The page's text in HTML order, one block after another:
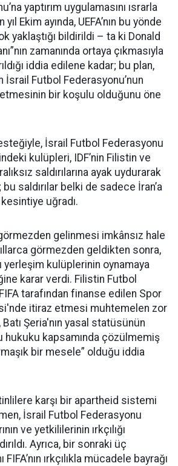
yaptırım uygulamasını ısrarla
Ekim ayında, UEFA’nın bu yönde
yaklaştığı bildirildi – ta ki Donald
zamanında ortaya çıkmasıyla
iddia edilene kadar; bu plan,
İsrail Futbol Federasyonu’nun
bir koşulu olduğunu öne
İsrail Futbol Federasyonu
kulüpleri, IDF’nin Filistin ve
saldırılarına ayak uydurarak
saldırılar belki de sadece İran’a
uğradı.
gelinmesi imkânsız hale
görmezden geldikten sonra,
yerleşim kulüplerinin oynamaya
karar verdi. Filistin Futbol
tarafından finanse edilen Spor
itiraz etmesi muhtemelen zor
Şeria'nın yasal statüsünün
hukuku kapsamında çözülmemiş
bir mesele” olduğu iddia
karşı bir apartheid sistemi
İsrail Futbol Federasyonu
ve yetkililerinin ırkçılığı
Ayrıca, bir sonraki üç
FIFA’nın ırkçılıkla mücadele bayrağı